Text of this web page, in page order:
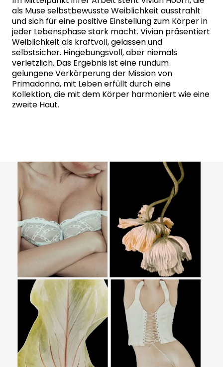
als Muse selbstbewusste Weiblichkeit ausstrahlt
und sich für eine positive Einstellung zum Körper in
jeder Lebensphase stark macht. Vivian präsentiert
Weiblichkeit als kraftvoll, gelassen und
selbstsicher. Hingebungsvoll, aber niemals
verletzlich. Das Ergebnis ist eine rundum
gelungene Verkörperung der Mission von
Primadonna, mit Leben erfüllt durch eine
Kollektion, die mit dem Körper harmoniert wie eine
zweite Haut.​